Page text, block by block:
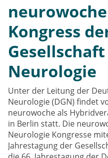
Kongress
Neurologie
Unter der Leitung der
Neurologie (DGN) findet
neurowoche als
in Berlin statt. Die
Neurologie Kongresse
Jahrestagung der